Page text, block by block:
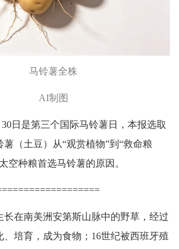
马铃薯全株
AI制图
日是第三个国际马铃薯日，本报选取
（土豆）从“观赏植物”到“救命粮
空种粮首选马铃薯的原因。
长在南美洲安第斯山脉中的野草，经过
、培育，成为食物；16世纪被西班牙殖